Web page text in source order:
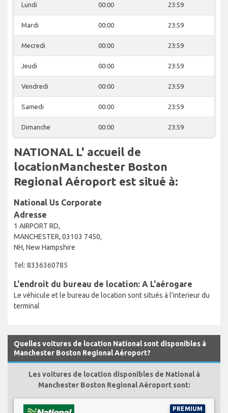
Lundi 00:00 23:59
Mardi 00:00 23:59
Mecredi 00:00 23:59
Jeudi 00:00 23:59
Vendredi 00:00 23:59
Samedi 00:00 23:59
Dimanche 00:00 23:59
NATIONAL L' accueil de
locationManchester Boston
Regional Aéroport est situé à:
National Us Corporate
Adresse
1 AIRPORT RD,
MANCHESTER, 03103 7450,
NH, New Hampshire
Tel: 8336360785
L'endroit du bureau de location: A L'aérogare
Le véhicule et le bureau de location sont situés à l'interieur du
terminal
Quelles voitures de location National sont disponibles à
Manchester Boston Regional Aéroport?
Les voitures de location disponibles de National à
Manchester Boston Regional Aéroport sont:
PREMIUM